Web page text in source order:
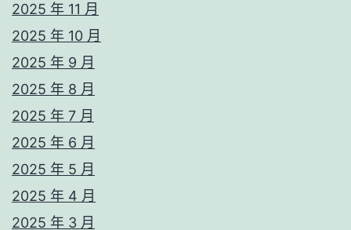
2025 年 11 月
2025 年 10 月
2025 年 9 月
2025 年 8 月
2025 年 7 月
2025 年 6 月
2025 年 5 月
2025 年 4 月
2025 年 3 月